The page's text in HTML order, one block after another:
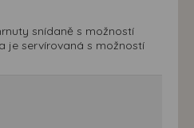
snídaně s možností
je servírovaná s možností